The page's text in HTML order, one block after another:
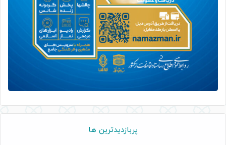
پربازدیدترین ها